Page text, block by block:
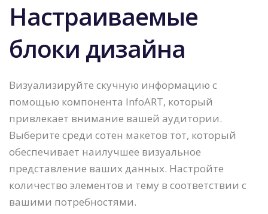
Настраиваемые
блоки дизайна
Визуализируйте скучную информацию с
помощью компонента InfoART, который
привлекает внимание вашей аудитории.
Выберите среди сотен макетов тот, который
обеспечивает наилучшее визуальное
представление ваших данных. Настройте
количество элементов и тему в соответствии с
вашими потребностями.